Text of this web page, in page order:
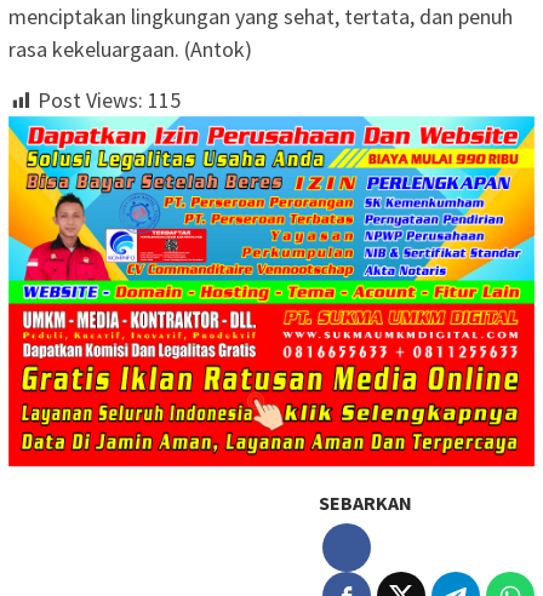
menciptakan lingkungan yang sehat, tertata, dan penuh
rasa kekeluargaan. (Antok)
Post Views: 115
SEBARKAN